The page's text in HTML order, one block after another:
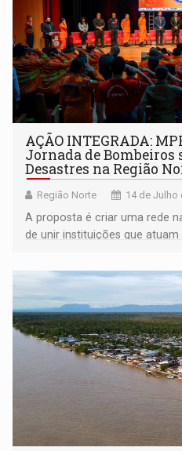
AÇÃO INTEGRADA:
Jornada de Bombeiros
Desastres na Região
Região Norte 14 de Julho
A proposta é criar uma rede
de unir instituições que